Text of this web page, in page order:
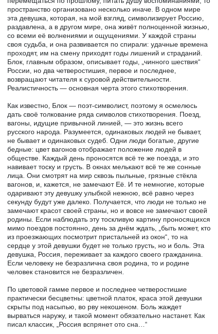
пространство организовано несколько иначе. В одном мире
эта девушка, которая, на мой взгляд, символизирует Россию,
раздавлена, а в другом мире, она живёт полноценной жизнью,
со всеми её волнениями и ощущениями. У каждой страны
своя судьба, и она развивается по спирали: удачные времена
проходят, им на смену приходят годы лишений и страданий.
Блок, главным образом, описывает годы, „чинного шествия“
России, но два четверостишия, первое и последнее,
возвращают читателя к суровой действительности.
Реалистичность — основная черта этого стихотворения.
Как известно, Блок — поэт-символист, поэтому я осмелюсь
дать своё толкование ряда символов стихотворения. Поезд,
вагоны, идущие привычной линией, — это жизнь всего
русского народа. Разумеется, одинаковых людей не бывает,
не бывает и одинаковых судеб. Одни люди богатые, другие
бедные: цвет вагонов отображает положение людей в
обществе. Каждый день проносятся всё те же поезда, и это
навивает тоску и грусть. В окнах мелькают всё те же сонные
лица. Они смотрят на мир сквозь пыльные, грязные стёкла
вагонов, и, кажется, не замечают Её. И те немногие, которые
одаривают эту девушку улыбкой нежною, всё равно через
секунду будут уже далеко. Получается, что люди не только не
замечают красот своей страны, но и вовсе не замечают своей
родины. Если наблюдать эту тоскливую картину проносящихся
мимо поездов постоянно, день за днём ждать, „быть может, кто
из проезжающих посмотрит пристальней из окон“, то на
сердце у этой девушки будет не только грусть, но и боль. Эта
девушка, Россия, переживает за каждого своего гражданина.
Если человеку не безразлична своя родина, то и родине
человек становится не безразличен.
По цветовой гамме первое и последнее четверостишие
практически бесцветны: цветной платок, краса этой девушки
скрыты под насыпью, во рву некошеном. Боль жаждет
вырваться наружу, и такой момент обязательно настанет. Как
писал классик, „Россия вспрянет ото сна…“